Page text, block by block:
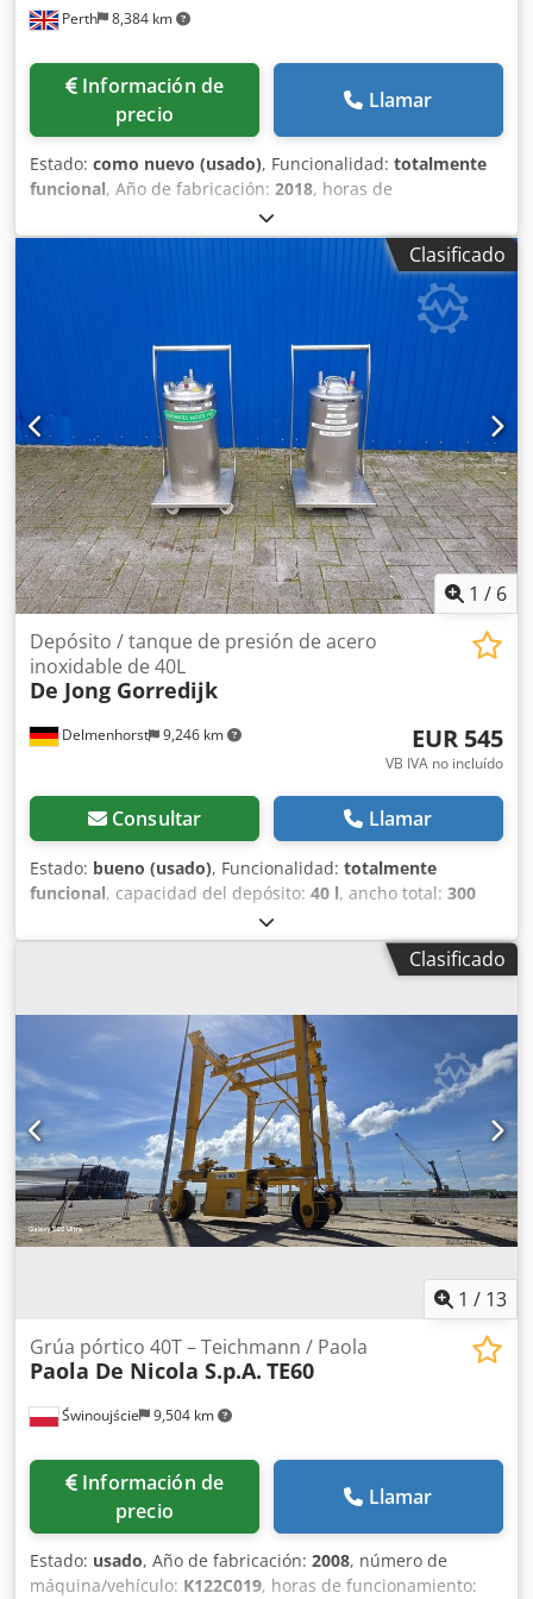
Perth 8,384 km
Información de
precio
Llamar
Estado: como nuevo (usado), Funcionalidad: totalmente
funcional, Año de fabricación: 2018, horas de
, número de máquina/vehículo:
/ P1551, Compactador de tornillo y dos unidades de
contenedores cerrados de 16 m3, todos fabricados según
las más altas especificaciones por De Rooij en los Países
Bajos. Todos los equipos se han utilizado dentro de una
unidad de trituración de seguridad desde que eran
nuevos. Se desmanteló en 2023 y solo se han utilizado 74
horas desde que eran nuevos. Este equipo ha sido
utilizado por un banco para triturar dinero en efectivo y
residuos confidenciales, y siempre se ha ubicado dentro
de un edificio seguro. Todo en excelentes condiciones y
perfecto funcionamiento. Cjdpfjv Ilphjx Ai Sjrf
Clasificado
1 / 6
Delmenhorst 9,246 km
Depósito / tanque de presión de acero
inoxidable de 40L
De Jong Gorredijk
EUR 545
VB IVA no incluído
Consultar Llamar
Estado: bueno (usado), Funcionalidad: totalmente
funcional, capacidad del depósito: 40 l, ancho total: 300
, material de la pared:
inoxidable, presión de funcionamiento:5 bar,
, Depósito de presión de acero
Última aplicación: Industria farmacéutica Volumen: 40 L
Tipo: Vertical sobre carro con ruedas Altura de las ruedas:
80 mm Material (en contacto con el producto): 1.4301 / AISI
304 Ejecución: De pared simple Tapa domo: 80x97 mm
Presión de trabajo según placa de características: 5 bar
Dimensiones del depósito: Diámetro exterior: 300 mm
Altura cilíndrica: 500 mm Altura total: 930 mm Anchura
total: 450 mm Longitud total: 470 mm Cjdjza Eicjpfx Ai Sorf
Materiales: Interior: 1.4301 / AISI 304 Exterior: 1.4301 / AISI
304 Equipamiento: Placa de características: Sí
Clasificado
1 / 13
Świnoujście 9,504 km
Grúa pórtico 40T – Teichmann / Paola
Paola De Nicola S.p.A. TE60
Información de
precio
Llamar
Estado: usado, Año de fabricación: 2008, número de
máquina/vehículo: K122C019, horas de funcionamiento: